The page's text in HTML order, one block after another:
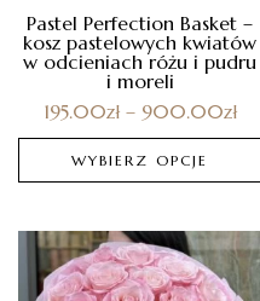
Pastel Perfection Basket –
kosz pastelowych kwiatów
w odcieniach różu i pudru
i moreli
195.00zł– 900.00zł
WYBIERZ OPCJE